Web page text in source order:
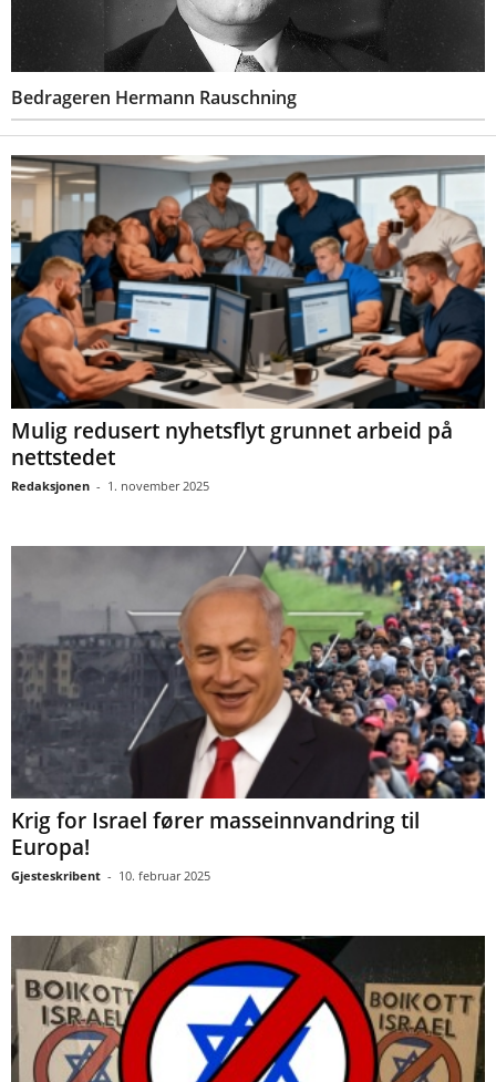
Bedrageren Hermann Rauschning
Mulig redusert nyhetsflyt grunnet arbeid på
nettstedet
Redaksjonen - 1. november 2025
Krig for Israel fører masseinnvandring til
Europa!
Gjesteskribent - 10. februar 2025